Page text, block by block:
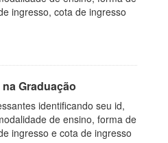
ingresso, cota de ingresso
Graduação
identificando seu id,
de ensino, forma de
ingresso e cota de ingresso